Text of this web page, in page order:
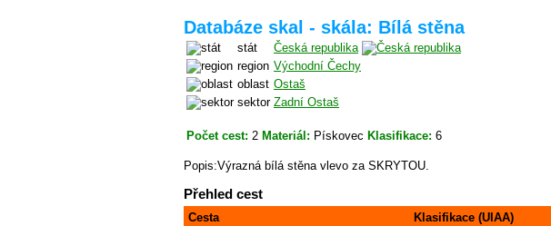
Databáze skal - skála: Bílá stěna
stát
Česká republika
region Východní Čechy
oblast Ostaš
sektor Zadní Ostaš
Počet cest: 2 Materiál: Pískovec Klasifikace: 6
Popis:Výrazná bílá stěna vlevo za SKRYTOU.
Přehled cest
Cesta Klasifikace (UIAA)